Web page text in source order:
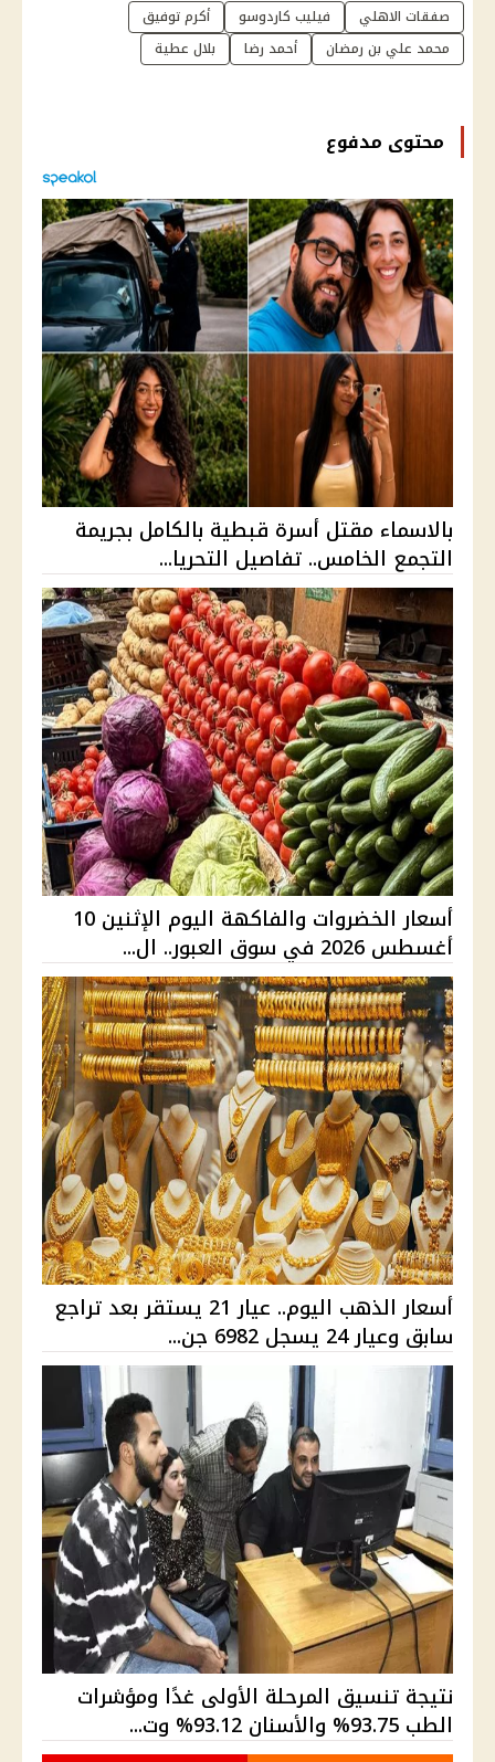
صفقات الاهلي فيليب كاردوسو
أكرم توفيق
محمد علي بن رمضان
أحمد رضا بلال عطية
محتوى مدفوع
بالاسماء مقتل أسرة قبطية بالكامل بجريمة
التجمع الخامس.. تفاصيل التحريا...
أسعار الخضروات والفاكهة اليوم الإثنين 10
أغسطس 2026 في سوق العبور.. ال...
أسعار الذهب اليوم.. عيار 21 يستقر بعد تراجع
سابق وعيار 24 يسجل 6982 جن...
نتيجة تنسيق المرحلة الأولى غدًا ومؤشرات
الطب 93.75% والأسنان 93.12% وت...